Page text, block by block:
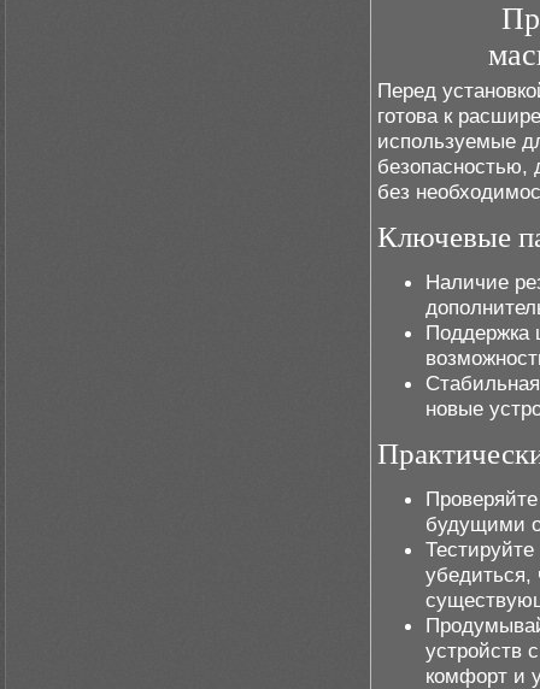
Перед
готова к
используемые
безопасностью,
без
Ключевые
Наличие
Поддержка
новые
будущими
убедиться,
устройств
комфорт и